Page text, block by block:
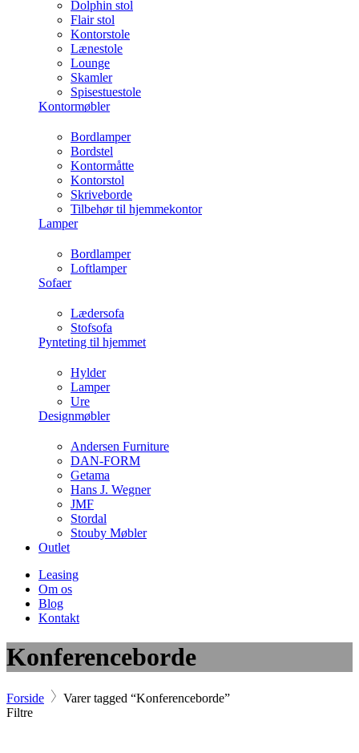
Dolphin stol
Flair stol
Kontorstole
Lænestole
Lounge
Skamler
Spisestuestole
Kontormøbler
Bordlamper
Bordstel
Kontormåtte
Kontorstol
Skriveborde
Tilbehør til hjemmekontor
Lamper
Bordlamper
Loftlamper
Sofaer
Lædersofa
Stofsofa
Pynteting til hjemmet
Hylder
Lamper
Ure
Designmøbler
Andersen Furniture
DAN-FORM
Getama
Hans J. Wegner
JMF
Stordal
Stouby Møbler
Outlet
Leasing
Om os
Blog
Kontakt
Konferenceborde
Forside
Varer tagged “Konferenceborde”
Filtre